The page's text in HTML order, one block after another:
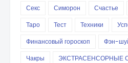
Секс
Симорон Счастье
Таро
Тест Техники
Финансовый гороскоп
Фэн-
Чакры
ЭКСТРАСЕНСОРНЫЕ